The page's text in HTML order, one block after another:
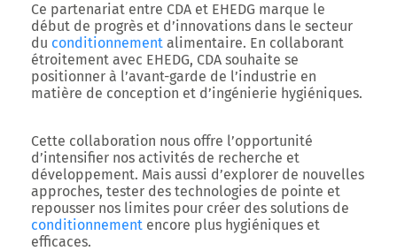
Ce partenariat entre CDA et EHEDG marque le
début de progrès et d’innovations dans le secteur
du conditionnement alimentaire. En collaborant
étroitement avec EHEDG, CDA souhaite se
positionner à l’avant-garde de l’industrie en
matière de conception et d’ingénierie hygiéniques.
Cette collaboration nous offre l’opportunité
d’intensifier nos activités de recherche et
développement. Mais aussi d’explorer de nouvelles
approches, tester des technologies de pointe et
repousser nos limites pour créer des solutions de
conditionnement encore plus hygiéniques et
efficaces.